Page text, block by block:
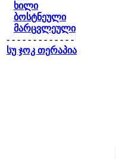
ხილი
ბოსტნეული
მარცვლეული
- - - - - - - - - - - - -
სუ ჯოკ თერაპია